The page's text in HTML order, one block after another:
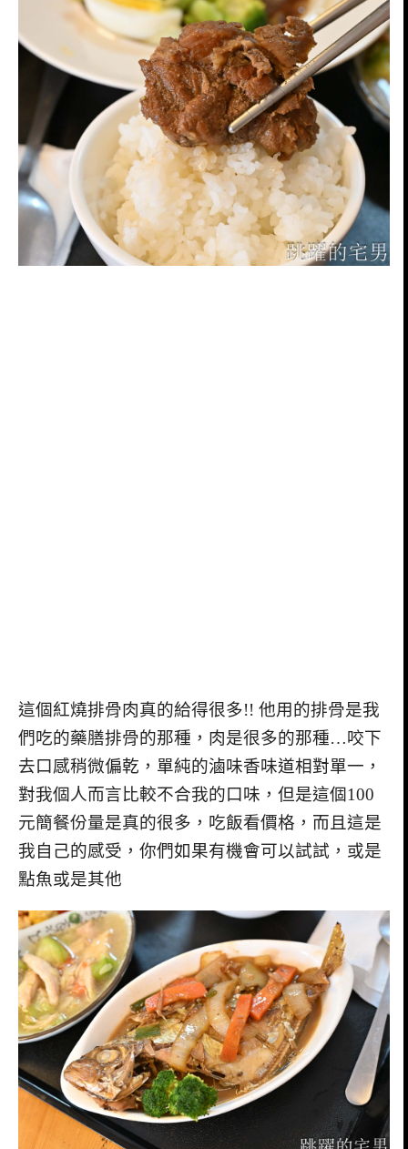
這個紅燒排骨肉真的給得很多!! 他用的排骨是我
們吃的藥膳排骨的那種，肉是很多的那種…咬下
去口感稍微偏乾，單純的滷味香味道相對單一，
對我個人而言比較不合我的口味，但是這個100
元簡餐份量是真的很多，吃飯看價格，而且這是
我自己的感受，你們如果有機會可以試試，或是
點魚或是其他